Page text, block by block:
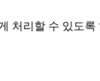
처리할 수 있도